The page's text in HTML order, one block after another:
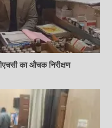
का औचक निरीक्षण